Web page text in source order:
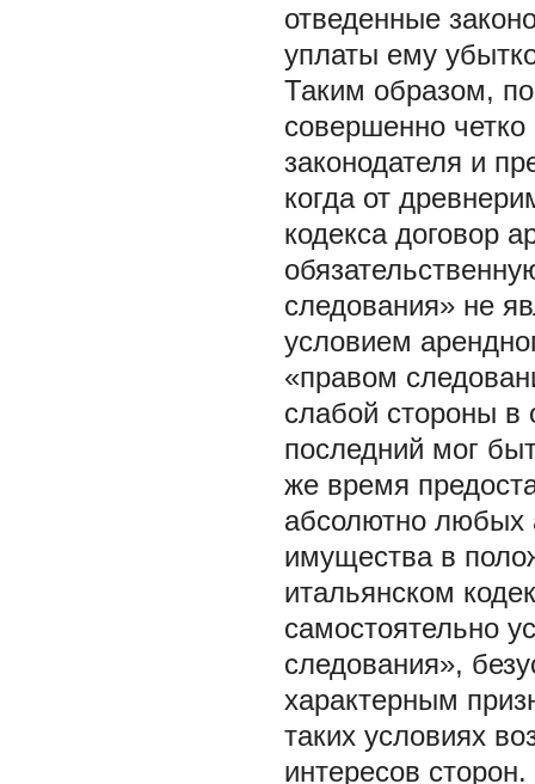
отведенные
уплаты ему
Таким образом,
совершенно четко
законодателя и
когда от
кодекса договор
следования» не
условием
«правом
слабой стороны в
последний мог
же время
абсолютно любых
имущества в
итальянском
самостоятельно
следования»,
характерным
таких условиях
интересов сторон.